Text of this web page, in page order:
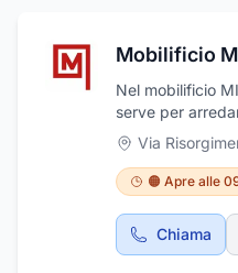
Mobilificio
Nel mobilificio
serve per
alta qualità.
mobili per ogni
personale
a trovare quello
offriamo il
mobili usati, in
Via
🟠 Apre alle
Chiama